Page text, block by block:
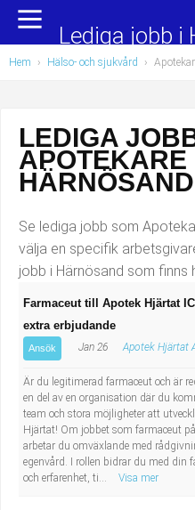
Administration,
Chefer och
Data/IT
Försäljning, inköp,
Hotell, restaurang,
Industriell tillverkning
Installation, drift,
Undersköterska,
Barnskötare
Lärare i förskola/
Lagerarbetare
Elevassistent
Tandsköterska
Lediga jobb i
Hem › Hälso- och sjukvård ›
LEDIGA
APOTEKARE
HÄRNÖSAND
Se lediga jobb som
välja en specifik
jobb i Härnösand som finns
Farmaceut till Apotek Hjärtat
extra erbjudande
Ansök Jan 26 Apotek Hjärtat
Är du legitimerad farmaceut och är
en del av en organisation där du
team och stora möjligheter att
Hjärtat! Om jobbet som farmaceut
arbetar du omväxlande med
egenvård. I rollen bidrar du med din
och erfarenhet, ti...
Visa mer